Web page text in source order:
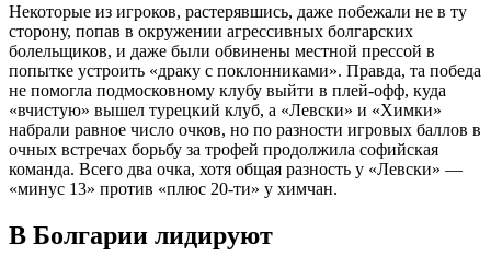
Некоторые из игроков, растерявшись, даже побежали не в ту
сторону, попав в окружении агрессивных болгарских
болельщиков, и даже были обвинены местной прессой в
попытке устроить «драку с поклонниками». Правда, та победа
не помогла подмосковному клубу выйти в плей-офф, куда
«вчистую» вышел турецкий клуб, а «Левски» и «Химки»
набрали равное число очков, но по разности игровых баллов в
очных встречах борьбу за трофей продолжила софийская
команда. Всего два очка, хотя общая разность у «Левски» —
«минус 13» против «плюс 20-ти» у химчан.
В Болгарии лидируют